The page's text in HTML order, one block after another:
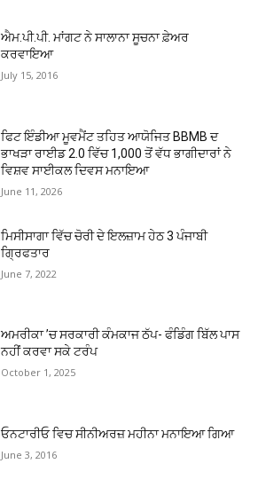
ਐਮ.ਪੀ.ਪੀ. ਮਾਂਗਟ ਨੇ ਸਾਲਾਨਾ ਸੂਚਨਾ ਫ਼ੇਅਰ
ਕਰਵਾਇਆ
July 15, 2016
ਫਿਟ ਇੰਡੀਆ ਮੂਵਮੈਂਟ ਤਹਿਤ ਆਯੋਜਿਤ BBMB ਦ
ਭਾਖੜਾ ਰਾਈਡ 2.0 ਵਿੱਚ 1,000 ਤੋਂ ਵੱਧ ਭਾਗੀਦਾਰਾਂ ਨੇ
ਵਿਸ਼ਵ ਸਾਈਕਲ ਦਿਵਸ ਮਨਾਇਆ
June 11, 2026
ਮਿਸੀਸਾਗਾ ਵਿੱਚ ਚੋਰੀ ਦੇ ਇਲਜ਼ਾਮ ਹੇਠ 3 ਪੰਜਾਬੀ
ਗ੍ਰਿਫਤਾਰ
June 7, 2022
ਅਮਰੀਕਾ ’ਚ ਸਰਕਾਰੀ ਕੰਮਕਾਜ ਠੱਪ- ਫੰਡਿੰਗ ਬਿੱਲ ਪਾਸ
ਨਹੀਂ ਕਰਵਾ ਸਕੇ ਟਰੰਪ
October 1, 2025
ਓਨਟਾਰੀਓ ਵਿਚ ਸੀਨੀਅਰਜ਼ ਮਹੀਨਾ ਮਨਾਇਆ ਗਿਆ
June 3, 2016